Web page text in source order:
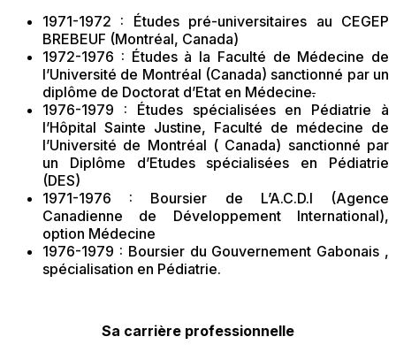
1971-1972 : Études pré-universitaires au CEGEP
BREBEUF (Montréal, Canada)
1972-1976 : Études à la Faculté de Médecine de
l’Université de Montréal (Canada) sanctionné par un
diplôme de Doctorat d’Etat en Médecine.
1976-1979 : Études spécialisées en Pédiatrie à
l’Hôpital Sainte Justine, Faculté de médecine de
l’Université de Montréal ( Canada) sanctionné par
un Diplôme d’Etudes spécialisées en Pédiatrie
(DES)
1971-1976 : Boursier de L’A.C.D.I (Agence
Canadienne de Développement International),
option Médecine
1976-1979 : Boursier du Gouvernement Gabonais ,
spécialisation en Pédiatrie.
Sa carrière professionnelle